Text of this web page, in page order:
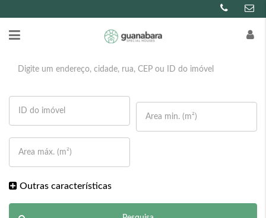
Outras características